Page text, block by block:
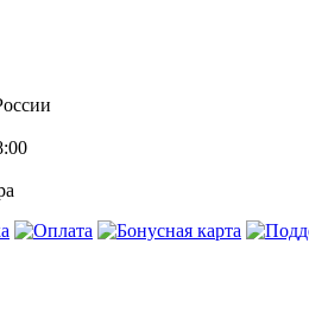
магазин
по самым низким